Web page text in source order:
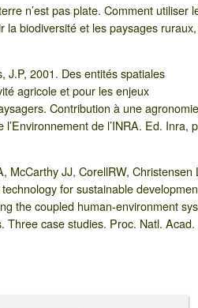
n’est pas plate. Comment utiliser
la biodiversité et les paysages ruraux,
J.P, 2001. Des entités spatiales
agricole et pour les enjeux
Contribution à une
de l’INRA. Ed. Inra,
McCarthy JJ, CorellRW, Christensen
for sustainable
the coupled human-environment
Three case studies. Proc. Natl.